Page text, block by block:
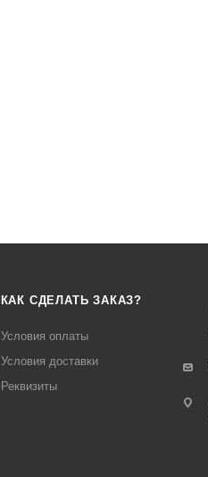
КАК СДЕЛАТЬ ЗАКАЗ?
Условия оплаты
Условия доставки
Реквизиты